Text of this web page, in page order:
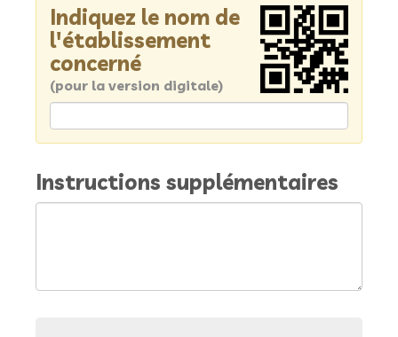
Indiquez le nom de
l'établissement
concerné
(pour la version digitale)
Instructions supplémentaires